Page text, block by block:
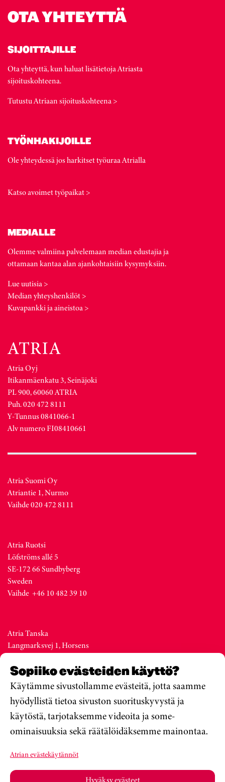
Sopiiko evästeiden käyttö?
Käytämme sivustollamme evästeitä, jotta saamme
hyödyllistä tietoa sivuston suorituskyvystä ja
käytöstä, tarjotaksemme videoita ja some-
ominaisuuksia sekä räätälöidäksemme mainontaa.
Atrian evästekäytännöt
OTA YHTEYTTÄ
SIJOITTAJILLE
Ota yhteyttä, kun haluat lisätietoja Atriasta
sijoituskohteena.
Tutustu Atriaan sijoituskohteena >
TYÖNHAKIJOILLE
Ole yhteydessä jos harkitset työuraa Atrialla
Katso avoimet työpaikat >
MEDIALLE
Olemme valmiina palvelemaan median edustajia ja
ottamaan kantaa alan ajankohtaisiin kysymyksiin.
Lue uutisia >
Median yhteyshenkilöt >
Kuvapankki ja aineistoa >
Atria Oyj
Itikanmäenkatu 3, Seinäjoki
PL 900, 60060 ATRIA
Puh. 020 472 8111
Y-Tunnus 0841066-1
Alv numero FI08410661
Atria Suomi Oy
Atriantie 1, Nurmo
Vaihde 020 472 8111
Atria Ruotsi
Löfströms allé 5
SE-172 66 Sundbyberg
Sweden
Vaihde +46 10 482 39 10
Atria Tanska
Langmarksvej 1, Horsens
Denmark
Vaihde +45 76 28 25 00
Atria Viro
Metsa str. 19, Valga
Estonia
Vaihde +372 76 79 900